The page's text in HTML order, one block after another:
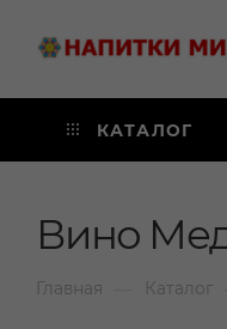
КАТАЛОГ
Вино
Главная Каталог